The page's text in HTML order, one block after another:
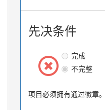
先决条件
完成
不完整
项目必须拥有通过徽章。